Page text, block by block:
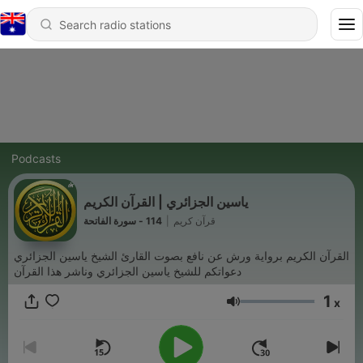
Podcasts
ياسين الجزائري | القرآن الكريم
قرآن كريم 114 - سورة الفاتحة
القرآن الكريم برواية ورش عن نافع بصوت القارئ الشيخ ياسين الجزائري
دعواتكم للشيخ ياسين الجزائري وناشر هذا القرآن
Volume 1 x